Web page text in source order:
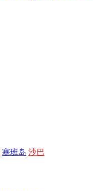
塞班岛 沙巴